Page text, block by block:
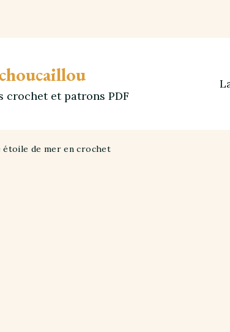
crochet et patrons PDF
étoile de mer en crochet